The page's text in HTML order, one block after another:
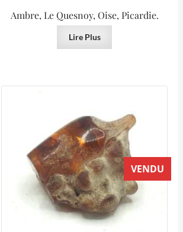
Ambre, Le Quesnoy, Oise, Picardie.
Lire Plus
VENDU